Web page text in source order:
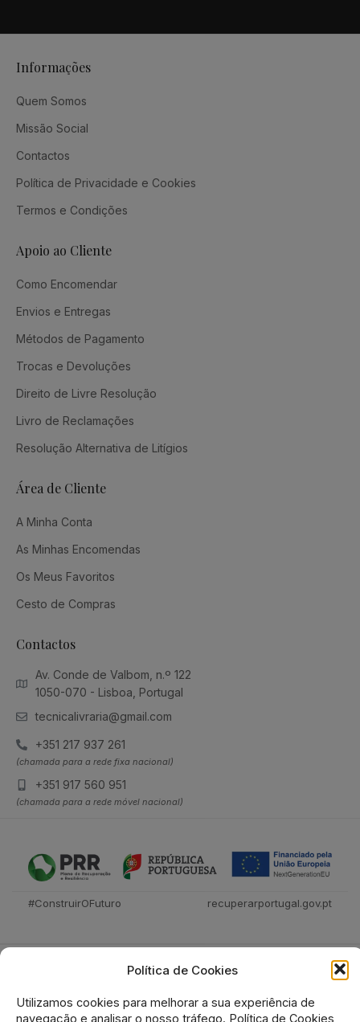
Política de Cookies
Utilizamos cookies para melhorar a sua experiência de
navegação e analisar o nosso tráfego. Política de Cookies
Informações
Quem Somos
Missão Social
Contactos
Política de Privacidade e Cookies
Termos e Condições
Apoio ao Cliente
Como Encomendar
Envios e Entregas
Métodos de Pagamento
Trocas e Devoluções
Direito de Livre Resolução
Livro de Reclamações
Resolução Alternativa de Litígios
Área de Cliente
A Minha Conta
As Minhas Encomendas
Os Meus Favoritos
Cesto de Compras
Contactos
Av. Conde de Valbom, n.º 122
1050-070 - Lisboa, Portugal
tecnicalivraria@gmail.com
+351 217 937 261
(chamada para a rede fixa nacional)
+351 917 560 951
(chamada para a rede móvel nacional)
#ConstruirOFuturo recuperarportugal.gov.pt